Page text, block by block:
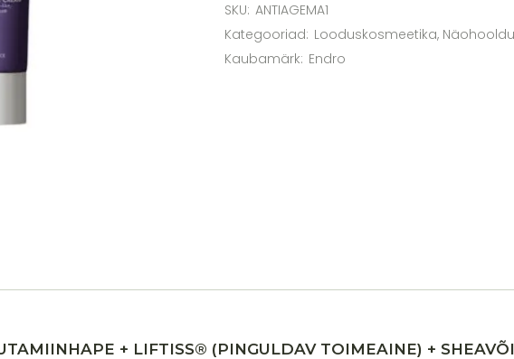
SKU: ANTIAGEMA1
Kategooriad: Looduskosmeetika,
Kaubamärk: Endro
+ LIFTISS® (PINGULDAV TOIMEAINE) + SHEAVÕI